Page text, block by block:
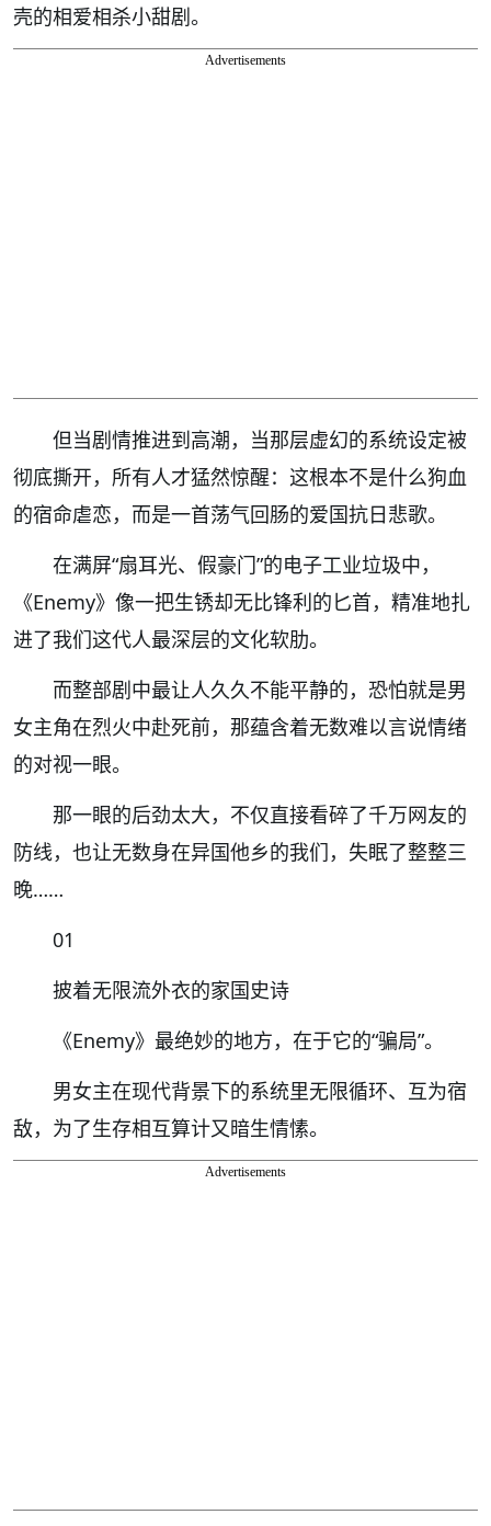
壳的相爱相杀小甜剧。
Advertisements
但当剧情推进到高潮，当那层虚幻的系统设定被
彻底撕开，所有人才猛然惊醒：这根本不是什么狗血
的宿命虐恋，而是一首荡气回肠的爱国抗日悲歌。
在满屏“扇耳光、假豪门”的电子工业垃圾中，
《Enemy》像一把生锈却无比锋利的匕首，精准地扎
进了我们这代人最深层的文化软肋。
而整部剧中最让人久久不能平静的，恐怕就是男
女主角在烈火中赴死前，那蕴含着无数难以言说情绪
的对视一眼。
那一眼的后劲太大，不仅直接看碎了千万网友的
防线，也让无数身在异国他乡的我们，失眠了整整三
晚……
01
披着无限流外衣的家国史诗
《Enemy》最绝妙的地方，在于它的“骗局”。
男女主在现代背景下的系统里无限循环、互为宿
敌，为了生存相互算计又暗生情愫。
Advertisements